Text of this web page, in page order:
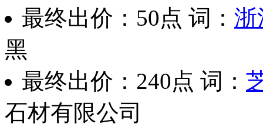
最终出价： 50点 词： 浙
黑
最终出价： 240点 词：
石材有限公司